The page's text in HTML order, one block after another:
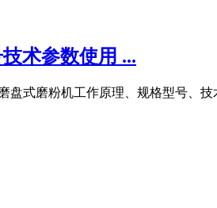
术参数使用 ...
式磨粉机工作原理、规格型号、